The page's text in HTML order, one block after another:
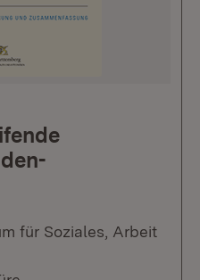
für Soziales, Arbeit